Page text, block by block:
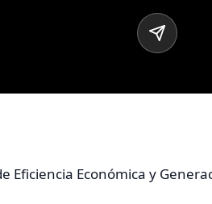
Eficiencia Económica y